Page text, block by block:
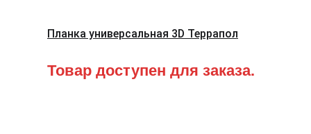
Планка универсальная 3D Террапол
Товар доступен для заказа.